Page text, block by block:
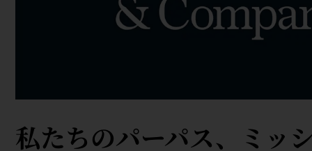
私たちのパーパス、ミッ